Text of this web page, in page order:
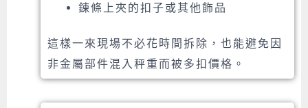
鍊條上夾的扣子或其他飾品
這樣一來現場不必花時間拆除，也能避免因
非金屬部件混入秤重而被多扣價格。